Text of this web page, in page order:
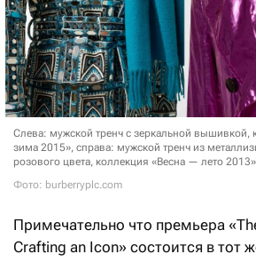
Слева: мужской тренч с зеркальной вышивкой,
зима 2015», справа: мужской тренч из
розового цвета, коллекция «Весна — лето 2013»
Фото: burberryplc.com
Примечательно что премьера
Crafting an Icon» состоится в тот